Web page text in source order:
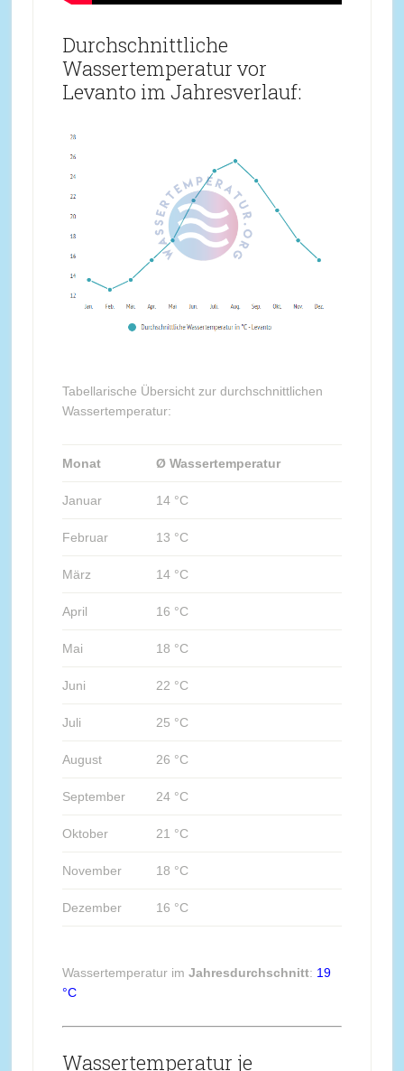
Durchschnittliche
Wassertemperatur vor
Levanto im Jahresverlauf:
Tabellarische Übersicht zur durchschnittlichen
Wassertemperatur:
Monat Ø Wassertemperatur
Januar 14 °C
Februar 13 °C
März 14 °C
April 16 °C
Mai 18 °C
Juni 22 °C
Juli 25 °C
August 26 °C
September 24 °C
Oktober 21 °C
November 18 °C
Dezember 16 °C
Wassertemperatur im Jahresdurchschnitt: 19
°C
Wassertemperatur je